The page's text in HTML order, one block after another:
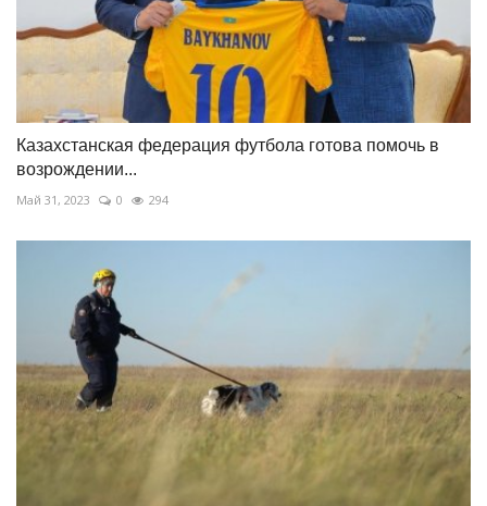
Казахстанская федерация футбола готова помочь в
возрождении...
Май 31, 2023 0 294